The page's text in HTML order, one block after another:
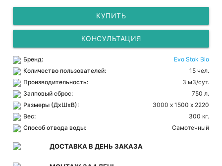
КУПИТЬ
КОНСУЛЬТАЦИЯ
Бренд:
Evo Stok Bio
Количество пользователей:
15 чел.
Производительность:
3 м3/сут.
Залповый сброс:
750 л.
Размеры (ДхШхВ):
3000 х 1500 х 2220
Вес:
300 кг.
Способ отвода воды:
Самотечный
ДОСТАВКА В ДЕНЬ ЗАКАЗА